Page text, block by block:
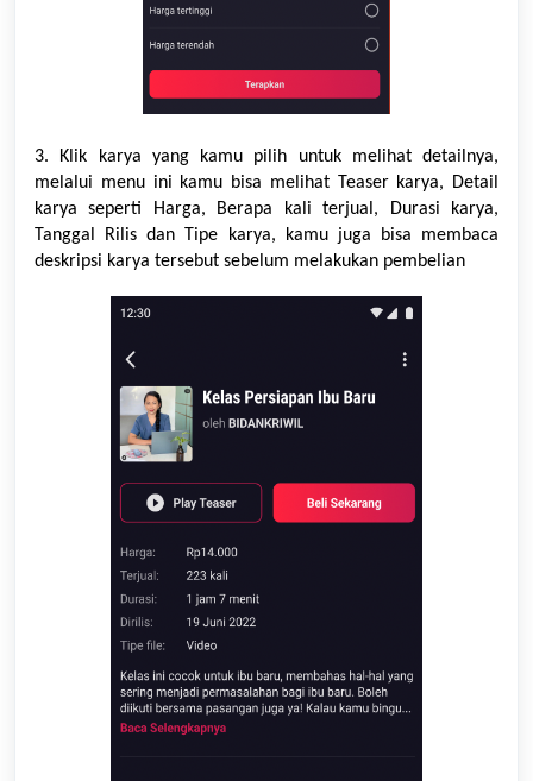
3. Klik karya yang kamu pilih untuk melihat detailnya,
melalui menu ini kamu bisa melihat Teaser karya, Detail
karya seperti Harga, Berapa kali terjual, Durasi karya,
Tanggal Rilis dan Tipe
karya, kamu juga bisa membaca
deskripsi karya tersebut sebelum melakukan pembelian